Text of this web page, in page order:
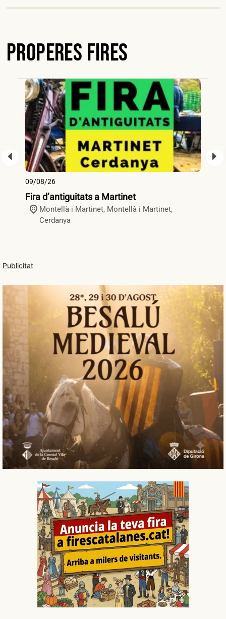
Properes Fires
09/08/26
Fira d’antiguitats a Martinet
Montellà i Martinet, Montellà i Martinet,
Cerdanya
Publicitat